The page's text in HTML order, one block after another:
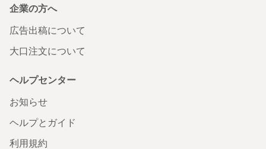
企業の方へ
広告出稿について
大口注文について
ヘルプセンター
お知らせ
ヘルプとガイド
利用規約